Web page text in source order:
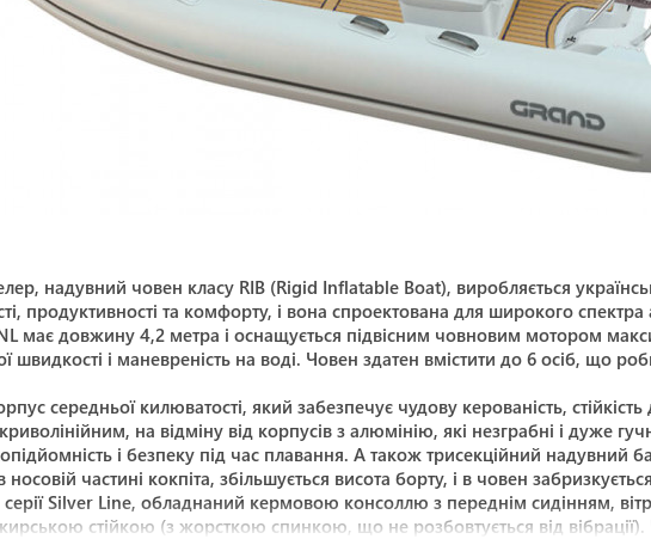
надувний човен класу RIB (Rigid Inflatable Boat), виробляється
продуктивності та комфорту, і вона спроектована для широкого спектра
має довжину 4,2 метра і оснащується підвісним човновим мотором
швидкості і маневреність на воді. Човен здатен вмістити до 6 осіб, що
середньої килюватості, який забезпечує чудову керованість, стійкість
на відміну від корпусів з алюмінію, які незграбні і дуже
і безпеку під час плавання. А також трисекційний надувний
частині кокпіта, збільшується висота борту, і в човен
Silver Line, обладнаний кермовою консоллю з переднім сидінням,
стійкою (з жорсткою спинкою, що не розбовтується від